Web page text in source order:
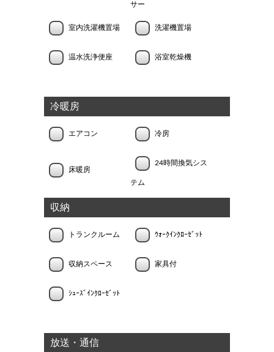
サー
室内洗濯機置場 洗濯機置場
温水洗浄便座 浴室乾燥機
冷暖房
エアコン 冷房
床暖房
24時間換気シス
テム
収納
トランクルーム ｳｫｰｸｲﾝｸﾛｰｾﾞｯﾄ
収納スペース 家具付
ｼｭｰｽﾞｲﾝｸﾛｰｾﾞｯﾄ
放送・通信